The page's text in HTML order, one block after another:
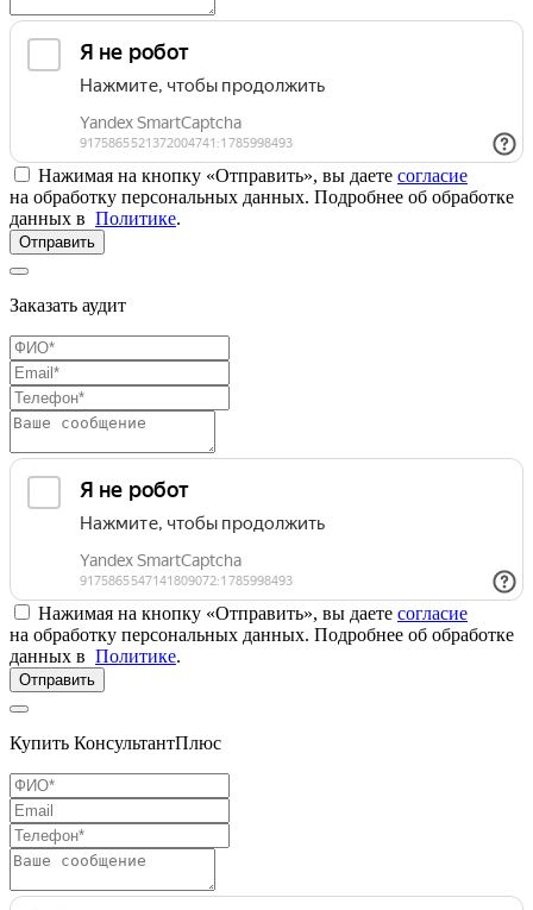
Нажимая на кнопку «Отправить», вы даете согласие
на обработку персональных данных. Подробнее об обработке
данных в Политике.
Отправить
Заказать аудит
Нажимая на кнопку «Отправить», вы даете согласие
на обработку персональных данных. Подробнее об обработке
данных в Политике.
Отправить
Купить КонсультантПлюс